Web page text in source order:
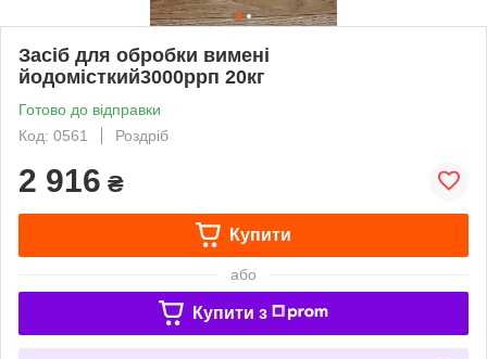
Засіб для обробки вимені
йодомісткий3000ррп 20кг
Готово до відправки
Код: 0561
Роздріб
2 916 ₴
Купити
або
Купити з